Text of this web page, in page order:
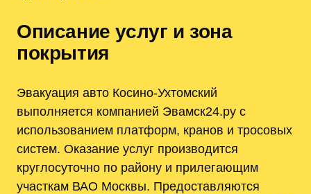
Описание услуг и зона
покрытия
Эвакуация авто Косино-Ухтомский
выполняется компанией Эвамск24.ру с
использованием платформ, кранов и тросовых
систем. Оказание услуг производится
круглосуточно по району и прилегающим
участкам ВАО Москвы. Предоставляются